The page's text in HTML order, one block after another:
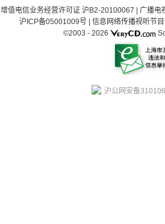
增值电信业务经营许可证 沪B2-20100067
广播电
沪ICP备05001009号| 信息网络传播视听节
©2003 - 2026
沪公网安备